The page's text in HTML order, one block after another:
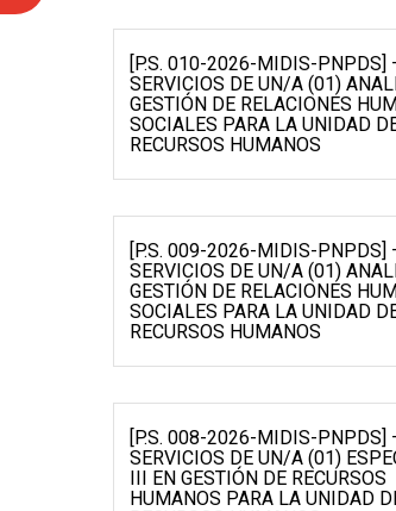
[P.S. 010-2026-MIDIS-PNPDS]
SERVICIOS DE UN/A (01)
GESTIÓN DE RELACIONES
SOCIALES PARA LA UNIDAD
RECURSOS HUMANOS
[P.S. 009-2026-MIDIS-PNPDS]
SERVICIOS DE UN/A (01)
GESTIÓN DE RELACIONES
SOCIALES PARA LA UNIDAD
RECURSOS HUMANOS
[P.S. 008-2026-MIDIS-PNPDS]
SERVICIOS DE UN/A (01)
III EN GESTIÓN DE RECURSOS
HUMANOS PARA LA UNIDAD